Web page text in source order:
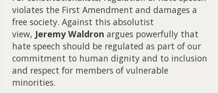
violates the First Amendment and damages a
free society. Against this absolutist
view, Jeremy Waldron argues powerfully that
hate speech should be regulated as part of our
commitment to human dignity and to inclusion
and respect for members of vulnerable
minorities.